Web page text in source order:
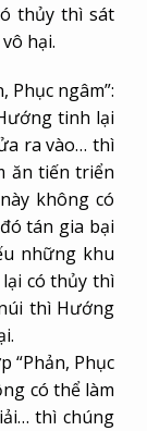
thủy thì sát
hại.
ngâm”:
tinh lại
ra vào… thì
ăn tiến triển
không có
tán gia bại
những khu
có thủy thì
thì Hướng
“Phản, Phục
có thể làm
thì chúng